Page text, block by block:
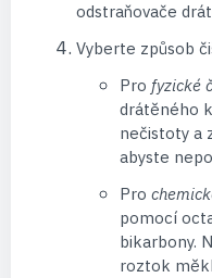
odstraňovače
Vyberte způsob
Pro fyzické
drátěného
nečistoty a
abyste
Pro
pomocí
bikarbony.
roztok